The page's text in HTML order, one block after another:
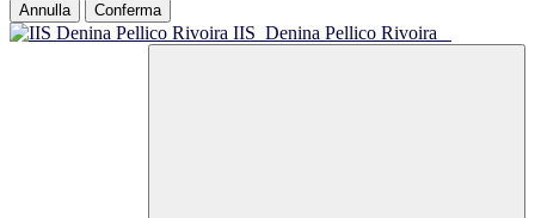
Annulla Conferma
IIS Denina Pellico Rivoira